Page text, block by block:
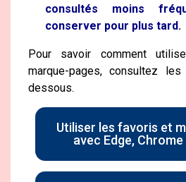
consultés moins
conserver pour plus tard.
Pour savoir comment
marque-pages, consultez
dessous.
Utiliser les favoris et
avec Edge,